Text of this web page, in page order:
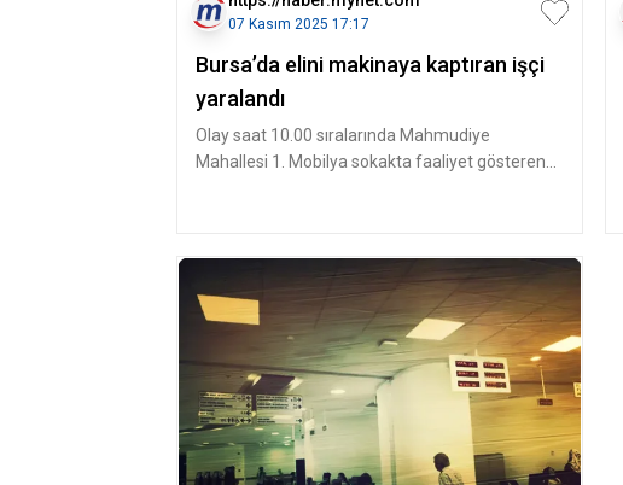
07 Kasım 2025 17:17
Bursa’da elini makinaya kaptıran işçi
yaralandı
Olay saat 10.00 sıralarında Mahmudiye
Mahallesi 1. Mobilya sokakta faaliyet gösteren